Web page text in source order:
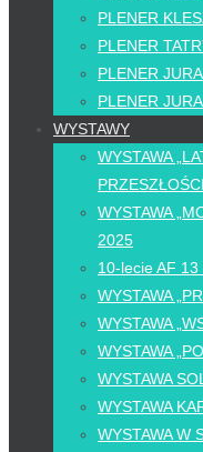
PLENER
PLENER
PLENER
PLENER
WYSTAWY
WYSTAWA
WYSTAWA
2025
10-lecie AF
WYSTAWA
WYSTAWA
WYSTAWA
WYSTAWA
WYSTAWA
WYSTAWA W